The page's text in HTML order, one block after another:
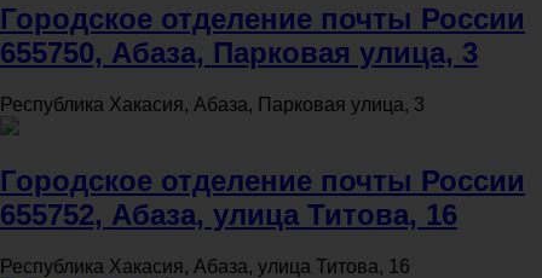
Городское отделение почты России
655750, Абаза, Парковая улица, 3
Республика Хакасия, Абаза, Парковая улица, 3
Городское отделение почты России
655752, Абаза, улица Титова, 16
Республика Хакасия, Абаза, улица Титова, 16